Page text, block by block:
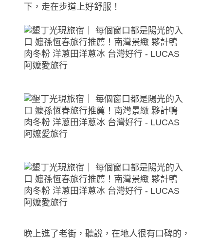
下，走在步道上好舒服！
晚上進了老街，聽說，在地人很有口碑的，